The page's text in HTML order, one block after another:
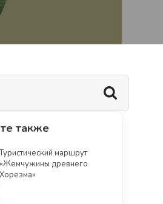
также
Туристический маршрут
«Жемчужины древнего
Хорезма»